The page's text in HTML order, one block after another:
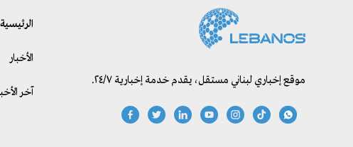
موقع إخباري لبناني مستقل، يقدم خدمة إخبارية ٢٤/٧.
الرئيسية
الأخبار
آخر